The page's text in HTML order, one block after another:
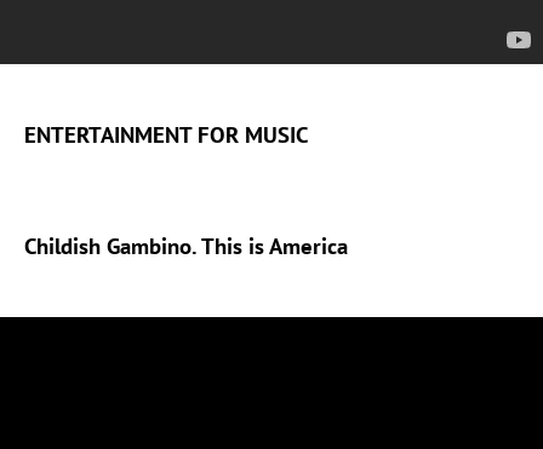
ENTERTAINMENT FOR MUSIC
Childish Gambino. This is America